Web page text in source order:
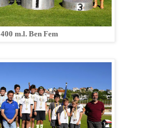
400 m.l. Ben Fem